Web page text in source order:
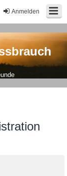
Anmelden